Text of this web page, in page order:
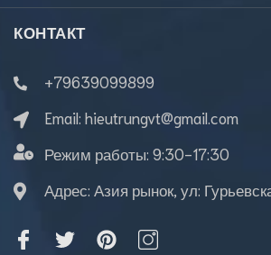
КОНТАКТ
+79639099899
Email: hieutrungvt@gmail.com
Режим работы: 9:30-17:30
Адрес: Азия рынок, ул: